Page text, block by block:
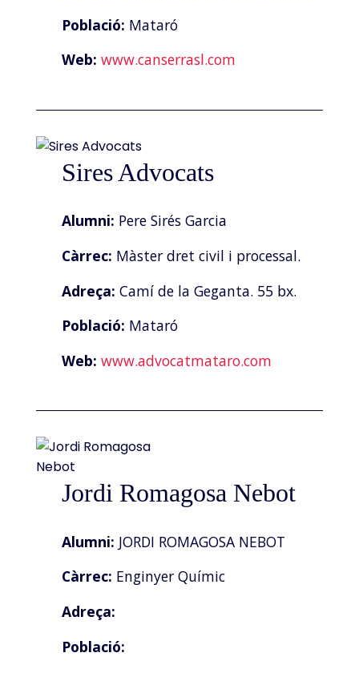
Població: Mataró
Web: www.canserrasl.com
Sires Advocats
Alumni: Pere Sirés Garcia
Càrrec: Màster dret civil i processal.
Adreça: Camí de la Geganta. 55 bx.
Població: Mataró
Web: www.advocatmataro.com
Jordi Romagosa Nebot
Alumni: JORDI ROMAGOSA NEBOT
Càrrec: Enginyer Químic
Adreça:
Població: